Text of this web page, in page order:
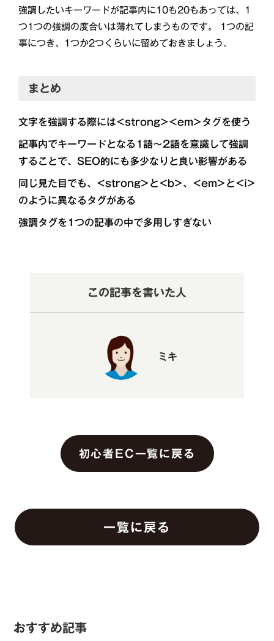
強調したいキーワードが記事内に10も20もあっては、1
つ1つの強調の度合いは薄れてしまうものです。 1つの記
事につき、1つか2つくらいに留めておきましょう。
まとめ
文字を強調する際には<strong><em>タグを使う
記事内でキーワードとなる1語～2語を意識して強調
することで、SEO的にも多少なりと良い影響がある
同じ見た目でも、<strong>と<b>、<em>と<i>
のように異なるタグがある
強調タグを1つの記事の中で多用しすぎない
この記事を書いた人
ミキ
初心者EC一覧に戻る
一覧に戻る
おすすめ記事